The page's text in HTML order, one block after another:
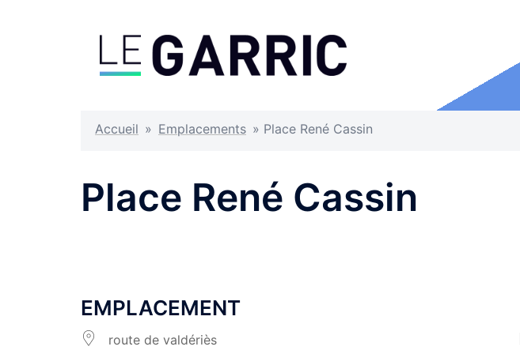
Accueil » Emplacements » Place René Cassin
Place René Cassin
EMPLACEMENT
route de valdériès